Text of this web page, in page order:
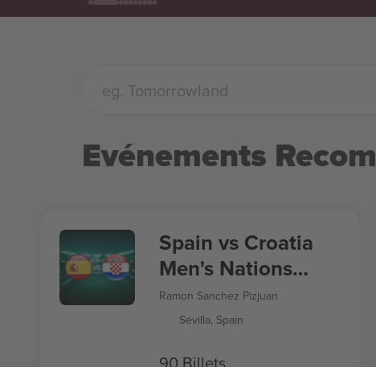
Evénements
Spain vs Croatia
Men's Nations
League
Ramon Sanchez Pizjuan
Sevilla, Spain
90 Billets